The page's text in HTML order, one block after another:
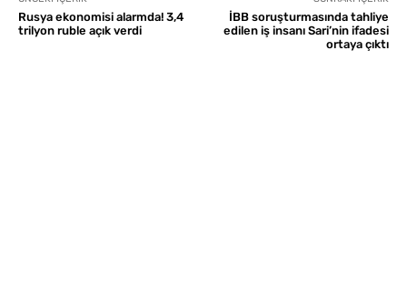
Rusya ekonomisi alarmda! 3,4
trilyon ruble açık verdi
İBB soruşturmasında tahliye
edilen iş insanı Sari’nin ifadesi
ortaya çıktı